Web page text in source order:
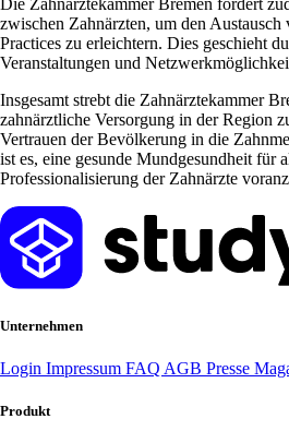
zwischen Zahnärzten, um den
Practices zu erleichtern. Dies geschieht
Veranstaltungen und
Insgesamt strebt die Zahnärztekammer
zahnärztliche Versorgung in der Region
Vertrauen der Bevölkerung in die
ist es, eine gesunde Mundgesundheit für
Professionalisierung der Zahnärzte
Unternehmen
Login Impressum FAQ AGB Presse
Produkt